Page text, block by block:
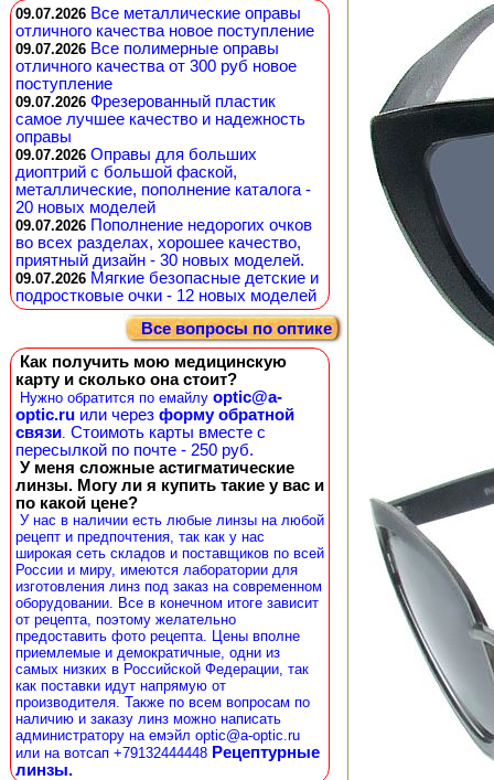
09.07.2026 Все металлические оправы
отличного качества новое поступление
09.07.2026 Все полимерные оправы
отличного качества от 300 руб новое
поступление
09.07.2026 Фрезерованный пластик
самое лучшее качество и надежность
оправы
09.07.2026 Оправы для больших
диоптрий с большой фаской,
металлические, пополнение каталога -
20 новых моделей
09.07.2026 Пополнение недорогих очков
во всех разделах, хорошее качество,
приятный дизайн - 30 новых моделей.
09.07.2026 Мягкие безопасные детские и
подростковые очки - 12 новых моделей
Все вопросы по оптике
Как получить мою медицинскую
карту и сколько она стоит?
Нужно обратится по емайлу optic@a-
optic.ru или через форму обратной
связи. Стоимоть карты вместе с
пересылкой по почте - 250 руб.
У меня сложные астигматические
линзы. Могу ли я купить такие у вас и
по какой цене?
У нас в наличии есть любые линзы на любой
рецепт и предпочтения, так как у нас
широкая сеть складов и поставщиков по всей
России и миру, имеются лаборатории для
изготовления линз под заказ на современном
оборудовании. Все в конечном итоге зависит
от рецепта, поэтому желательно
предоставить фото рецепта. Цены вполне
приемлемые и демократичные, одни из
самых низких в Российской Федерации, так
как поставки идут напрямую от
производителя. Также по всем вопросам по
наличию и заказу линз можно написать
администратору на емэйл optic@a-optic.ru
или на вотсап +79132444448 Рецептурные
линзы.